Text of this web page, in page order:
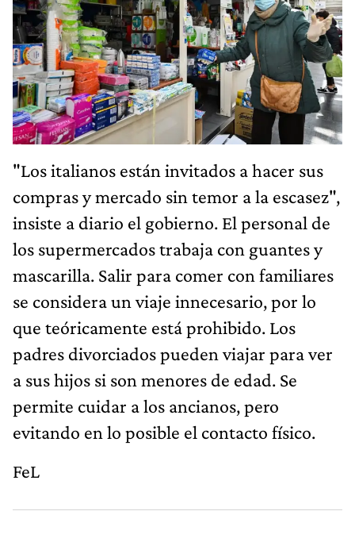
"Los italianos están invitados a hacer sus
compras y mercado sin temor a la escasez",
insiste a diario el gobierno. El personal de
los supermercados trabaja con guantes y
mascarilla. Salir para comer con familiares
se considera un viaje innecesario, por lo
que teóricamente está prohibido. Los
padres divorciados pueden viajar para ver
a sus hijos si son menores de edad. Se
permite cuidar a los ancianos, pero
evitando en lo posible el contacto físico.
FeL